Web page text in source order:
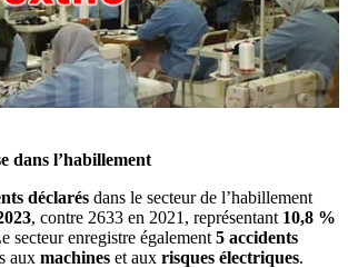
dans l’habillement
déclarés dans le secteur de l’habillement
, contre 2633 en 2021, représentant 10,8 %
secteur enregistre également 5 accidents
aux machines et aux risques électriques.